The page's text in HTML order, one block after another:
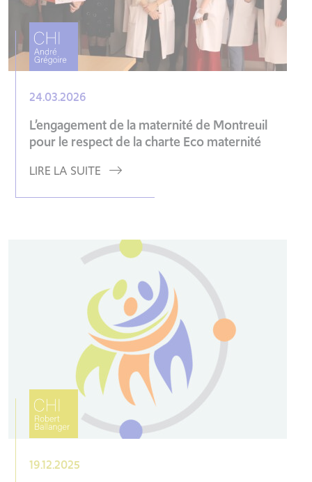
24.03.2026
L’engagement de la maternité de Montreuil
pour le respect de la charte Eco maternité
LIRE LA SUITE
19.12.2025